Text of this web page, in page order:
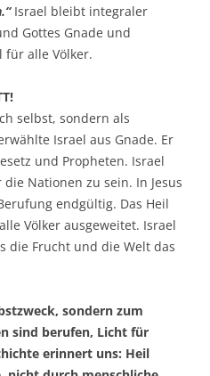
Israel bleibt integraler
Gottes Gnade und
für alle Völker.
selbst, sondern als
Israel aus Gnade. Er
und Propheten. Israel
Nationen zu sein. In Jesus
endgültig. Das Heil
Völker ausgeweitet. Israel
die Frucht und die Welt das
sondern zum
sind berufen, Licht für
erinnert uns: Heil